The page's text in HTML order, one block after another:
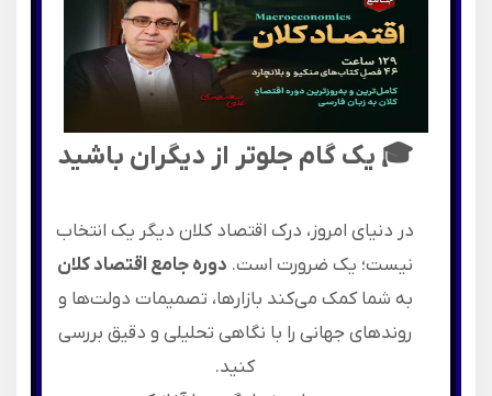
🎓 یک گام جلوتر از دیگران باشید
در دنیای امروز، درک اقتصاد کلان دیگر یک انتخاب
نیست؛ یک ضرورت است. دوره جامع اقتصاد کلان
به شما کمک می‌کند بازارها، تصمیمات دولت‌ها و
روندهای جهانی را با نگاهی تحلیلی و دقیق بررسی
کنید.